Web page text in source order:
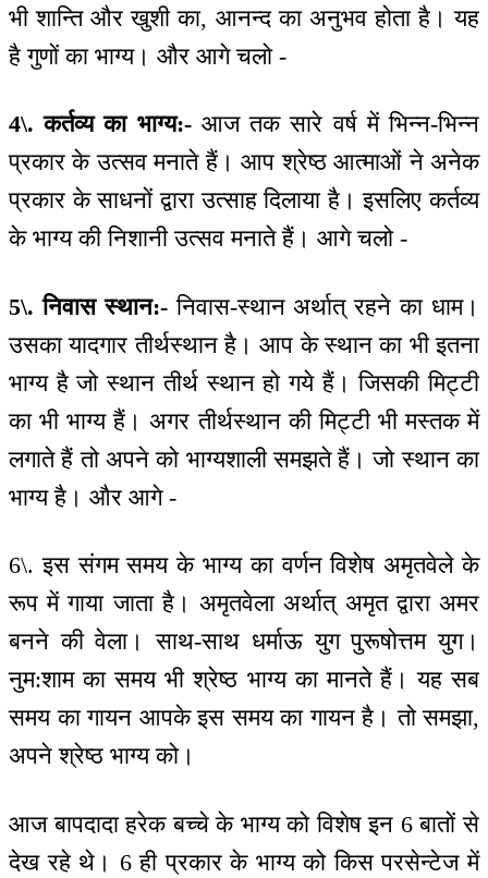
भी शान्ति और खुशी का, आनन्द का अनुभव होता है। यह
है गुणों का भाग्य। और आगे चलो -
4\. कर्तव्य का भाग्य:-आज तक सारे वर्ष में भिन्न-भिन्न
प्रकार के उत्सव मनाते हैं। आप श्रेष्ठ आत्माओं ने अनेक
प्रकार के साधनों द्वारा उत्साह दिलाया है। इसलिए कर्तव्य
के भाग्य की निशानी उत्सव मनाते हैं। आगे चलो -
5\. निवास स्थान:-निवास-स्थान अर्थात् रहने का धाम।
उसका यादगार तीर्थस्थान है। आप के स्थान का भी इतना
भाग्य है जो स्थान तीर्थ स्थान हो गये हैं। जिसकी मिट्टी
का भी भाग्य हैं। अगर तीर्थस्थान की मिट्टी भी मस्तक में
लगाते हैं तो अपने को भाग्यशाली समझते हैं। जो स्थान का
भाग्य है। और आगे -
6\. इस संगम समय के भाग्य का वर्णन विशेष अमृतवेले के
रूप में गाया जाता है। अमृतवेला अर्थात् अमृत द्वारा अमर
बनने की वेला। साथ-साथ धर्माऊ युग पुरूषोत्तम युग।
नुम:शाम का समय भी श्रेष्ठ भाग्य का मानते हैं। यह सब
समय का गायन आपके इस समय का गायन है। तो समझा,
अपने श्रेष्ठ भाग्य को।
आज बापदादा हरेक बच्चे के भाग्य को विशेष इन 6 बातों से
देख रहे थे। 6 ही प्रकार के भाग्य को किस परसेन्टेज में